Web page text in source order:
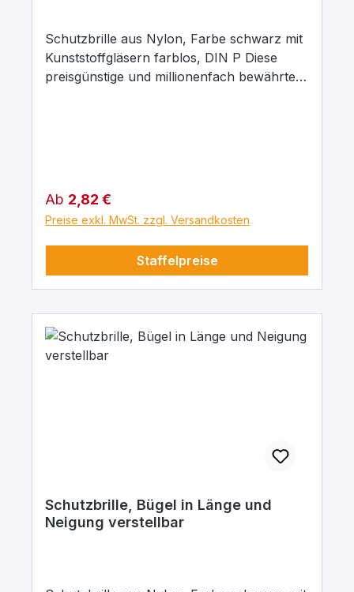
Schutzbrille aus Nylon, Farbe schwarz mit
Kunststoffgläsern farblos, DIN P Diese
preisgünstige und millionenfach bewährte
Regulärer Preis:
Ab 2,82 €
Preise exkl. MwSt. zzgl. Versandkosten
Staffelpreise
Schutzbrille, Bügel in Länge und
Neigung verstellbar